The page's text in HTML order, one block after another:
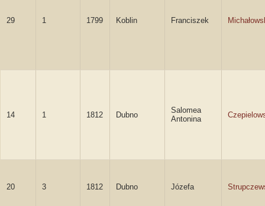
29 1 1799 Koblin Franciszek
14 1 1812 Dubno
Salomea
Antonina
20 3 1812 Dubno Józefa